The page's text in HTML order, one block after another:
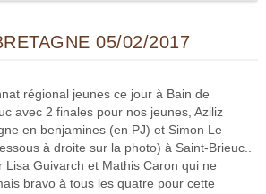
05/02/2017
régional jeunes ce jour à Bain de
avec 2 finales pour nos jeunes, Aziliz
en benjamines (en PJ) et Simon Le
à droite sur la photo) à Saint-Brieuc..
Lisa Guivarch et Mathis Caron qui ne
bravo à tous les quatre pour cette